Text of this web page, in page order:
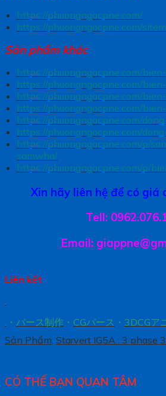
https://phuongngocpne.com/
https://phuongngocpne.com/
Sản phẩm khác
https://phuongngocpne.com/
https://phuongngocpne.com/
https://phuongngocpne.com/
https://phuongngocpne.com/
https://phuongngocpne.com/
https://phuongngocpne.com/
https://phuongngocpne.com/p/
samwha/
https://phuongngocpne.com/p/
Xin hãy liên hệ để có
Tell:
Email:
Liên kết
・ パース制作 ・ CGパース ・ 3DCGア
Sản Phẩm Starvert IG5A : 3 phase
CÓ THỂ BẠN QUAN TÂM